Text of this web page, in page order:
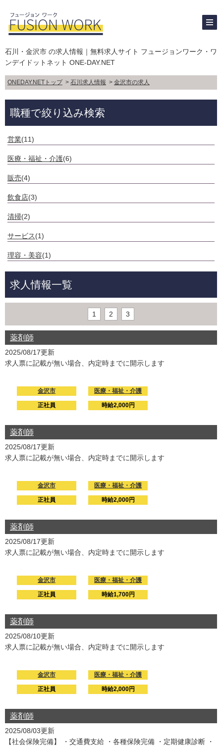
石川・金沢市 の求人情報｜無料求人サイト フュージョンワーク・ワ
ンデイドットネット ONE-DAY.NET
ONEDAY.NETトップ > 石川求人情報 > 金沢市の求人
職種で絞り込み検索
営業(11)
医療・福祉・介護(6)
販売(4)
飲食店(3)
清掃(2)
サービス(1)
理容・美容(1)
求人情報一覧
1 2 3
薬剤師
2025/08/17更新
求人票に記載が無い場合、内定時までに開示します
金沢市 医療・福祉・介護
正社員 時給2,000円
薬剤師
2025/08/17更新
求人票に記載が無い場合、内定時までに開示します
金沢市 医療・福祉・介護
正社員 時給2,000円
薬剤師
2025/08/17更新
求人票に記載が無い場合、内定時までに開示します
金沢市 医療・福祉・介護
正社員 時給1,700円
薬剤師
2025/08/10更新
求人票に記載が無い場合、内定時までに開示します
金沢市 医療・福祉・介護
正社員 時給2,000円
薬剤師
2025/08/03更新
【社会保険完備】 ・交通費支給 ・各種保険完備 ・定期健康診断 ・